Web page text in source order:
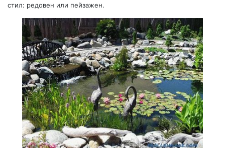
стил: редовен или пейзажен.